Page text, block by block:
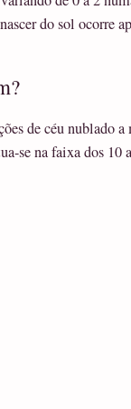
do sol ocorre
de céu nublado
se na faixa dos 10